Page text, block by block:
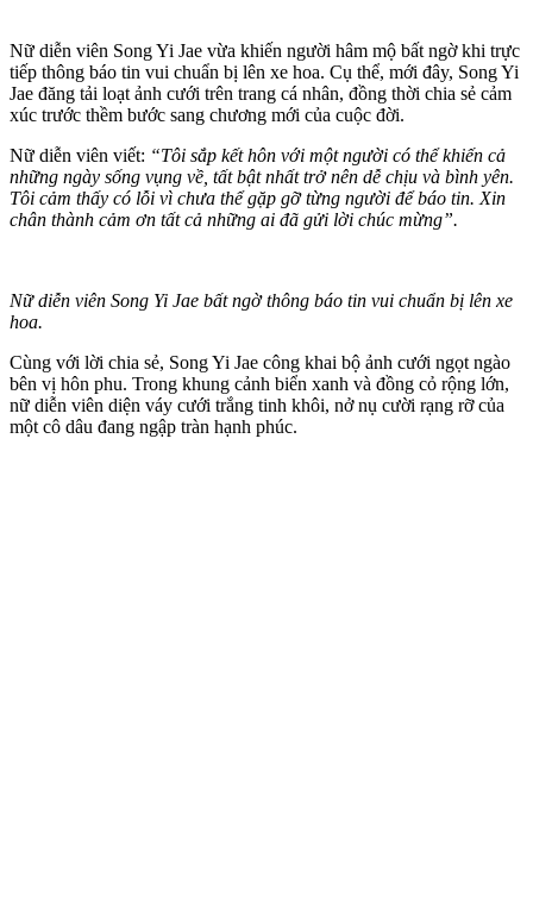
Nữ diễn viên Song Yi Jae vừa khiến người hâm mộ bất ngờ khi trực
tiếp thông báo tin vui chuẩn bị lên xe hoa. Cụ thể, mới đây, Song Yi
Jae đăng tải loạt ảnh cưới trên trang cá nhân, đồng thời chia sẻ cảm
xúc trước thềm bước sang chương mới của cuộc đời.
Nữ diễn viên viết: “Tôi sắp kết hôn với một người có thể khiến cả
những ngày sống vụng về, tất bật nhất trở nên dễ chịu và bình yên.
Tôi cảm thấy có lỗi vì chưa thể gặp gỡ từng người để báo tin. Xin
chân thành cảm ơn tất cả những ai đã gửi lời chúc mừng”.
Nữ diễn viên Song Yi Jae bất ngờ thông báo tin vui chuẩn bị lên xe
hoa.
Cùng với lời chia sẻ, Song Yi Jae công khai bộ ảnh cưới ngọt ngào
bên vị hôn phu. Trong khung cảnh biển xanh và đồng cỏ rộng lớn,
nữ diễn viên diện váy cưới trắng tinh khôi, nở nụ cười rạng rỡ của
một cô dâu đang ngập tràn hạnh phúc.